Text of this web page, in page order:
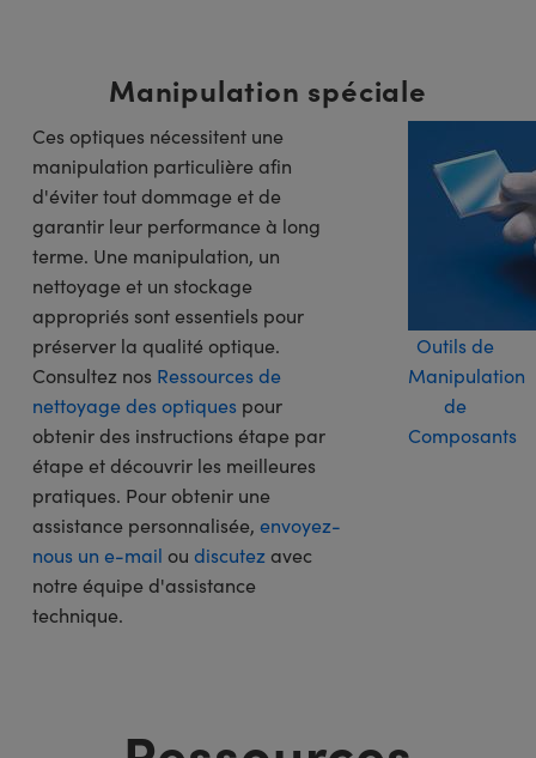
Manipulation spéciale
Ces optiques nécessitent une
manipulation particulière afin
d'éviter tout dommage et de
garantir leur performance à long
terme. Une manipulation, un
nettoyage et un stockage
appropriés sont essentiels pour
préserver la qualité optique.
Consultez nos Ressources de
nettoyage des optiques pour
obtenir des instructions étape par
étape et découvrir les meilleures
pratiques. Pour obtenir une
assistance personnalisée, envoyez-
nous un e-mail ou discutez avec
notre équipe d'assistance
technique.
Outils de
Manipulation
de
Composants